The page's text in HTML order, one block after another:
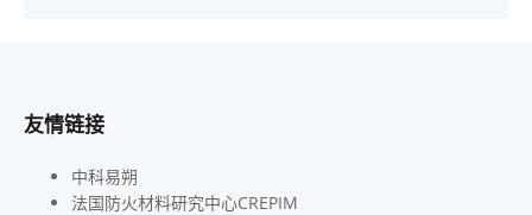
友情链接
中科易朔
法国防火材料研究中心CREPIM